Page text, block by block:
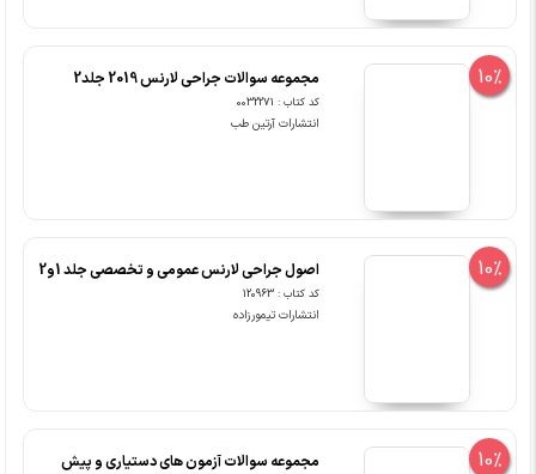
10% مجموعه سوالات جراحی لارنس 2019 جلد2
کد کتاب : 0032271
انتشارات آرتین طب
10% اصول جراحی لارنس عمومی و تخصصی جلد 1و2
کد کتاب : 120963
انتشارات تیمورزاده
10%
مجموعه سوالات آزمون های دستیاری و پیش